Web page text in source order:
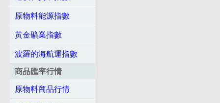
原物料能源指數
黃金礦業指數
波羅的海航運指數
商品匯率行情
原物料商品行情